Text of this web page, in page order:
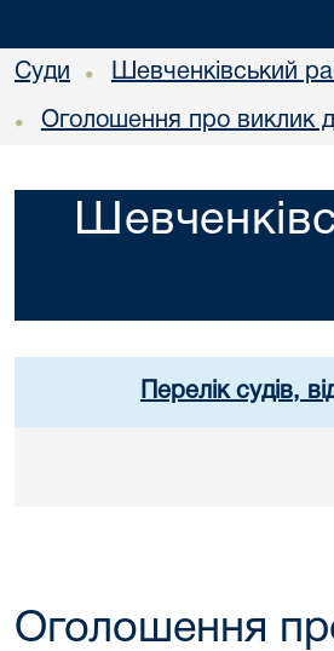
Суди • Шевченківський
• Оголошення про виклик
Перелік судів,
Оголошення